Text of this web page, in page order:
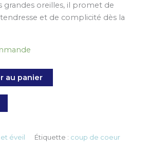
grandes oreilles, il promet de
et de complicité dès la
au panier
éveil Étiquette : coup de coeur